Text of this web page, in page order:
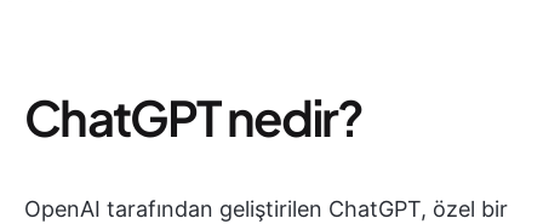
ChatGPT nedir?
OpenAI tarafından geliştirilen ChatGPT, özel bir